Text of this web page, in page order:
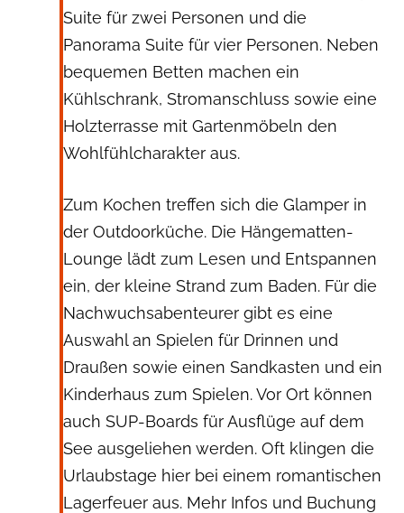
Suite für zwei Personen und die
Panorama Suite für vier Personen. Neben
bequemen Betten machen ein
Kühlschrank, Stromanschluss sowie eine
Holzterrasse mit Gartenmöbeln den
Wohlfühlcharakter aus.
Zum Kochen treffen sich die Glamper in
der Outdoorküche. Die Hängematten-
Lounge lädt zum Lesen und Entspannen
ein, der kleine Strand zum Baden. Für die
Nachwuchsabenteurer gibt es eine
Auswahl an Spielen für Drinnen und
Draußen sowie einen Sandkasten und ein
Kinderhaus zum Spielen. Vor Ort können
auch SUP-Boards für Ausflüge auf dem
See ausgeliehen werden. Oft klingen die
Urlaubstage hier bei einem romantischen
Lagerfeuer aus. Mehr Infos und Buchung